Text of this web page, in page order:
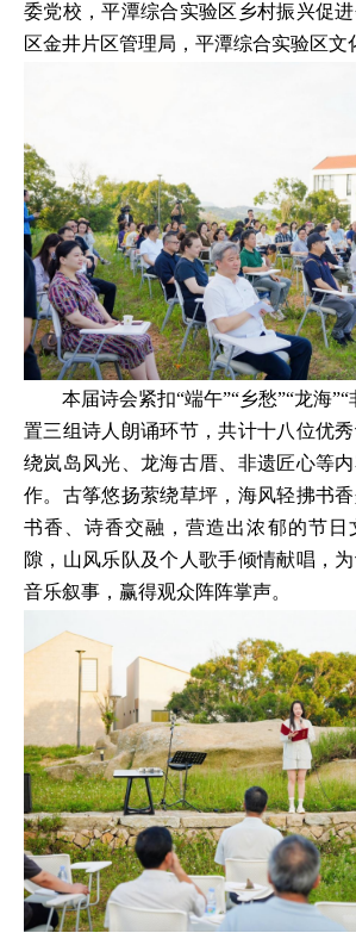
委党校，平潭综合实验区乡村振兴促
区金井片区管理局，平潭综合实验区文
本届诗会紧扣“端午”“乡愁”“龙海
置三组诗人朗诵环节，共计十八位优
绕岚岛风光、龙海古厝、非遗匠心等
作。古筝悠扬萦绕草坪，海风轻拂书香
书香、诗香交融，营造出浓郁的节日
隙，山风乐队及个人歌手倾情献唱，
音乐叙事，赢得观众阵阵掌声。